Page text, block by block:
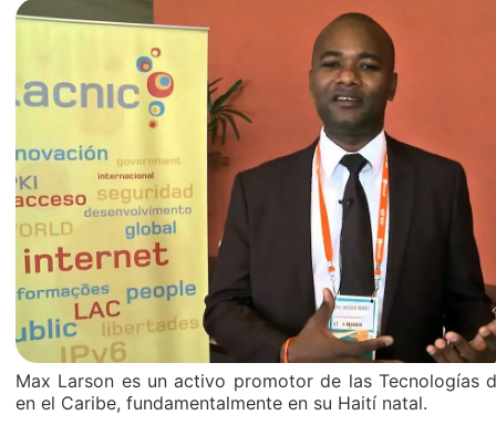
Max Larson es un activo promotor de las Tecnologías
en el Caribe, fundamentalmente en su Haití natal.